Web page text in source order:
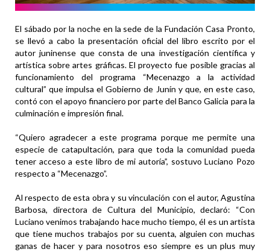
El sábado por la noche en la sede de la Fundación Casa Pronto,
se llevó a cabo la presentación oficial del libro escrito por el
autor juninense que consta de una investigación científica y
artística sobre artes gráficas. El proyecto fue posible gracias al
funcionamiento del programa “Mecenazgo a la actividad
cultural” que impulsa el Gobierno de Junín y que, en este caso,
contó con el apoyo financiero por parte del Banco Galicia para la
culminación e impresión final.
“Quiero agradecer a este programa porque me permite una
especie de catapultación, para que toda la comunidad pueda
tener acceso a este libro de mi autoría”, sostuvo Luciano Pozo
respecto a “Mecenazgo”.
Al respecto de esta obra y su vinculación con el autor, Agustina
Barbosa, directora de Cultura del Municipio, declaró: “Con
Luciano venimos trabajando hace mucho tiempo, él es un artista
que tiene muchos trabajos por su cuenta, alguien con muchas
ganas de hacer y para nosotros eso siempre es un plus muy